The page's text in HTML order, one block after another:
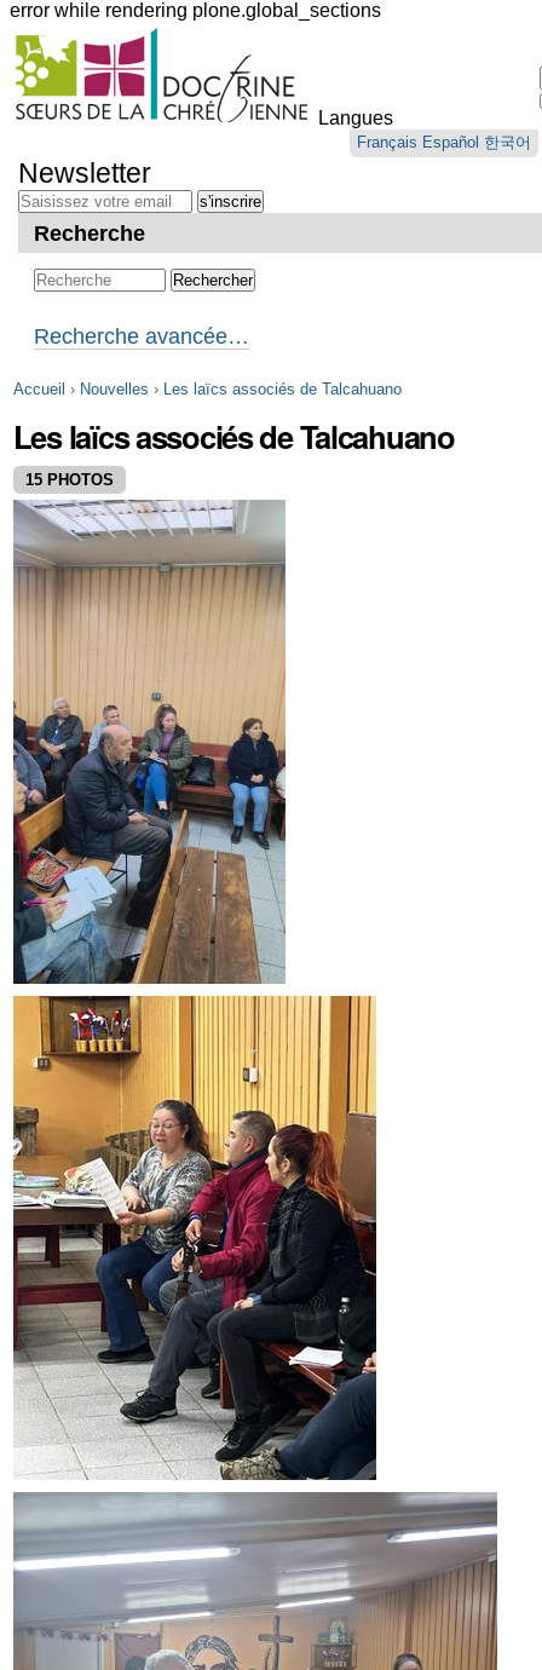
error while rendering plone.global_sections
Outils
personnels
Langues
Français Español 한국어
au
contenu.
Aller
navigation
Newsletter
Recherche
Recherche avancée…
Accueil › Nouvelles › Les laïcs associés de Talcahuano
Les laïcs associés de Talcahuano
15 PHOTOS